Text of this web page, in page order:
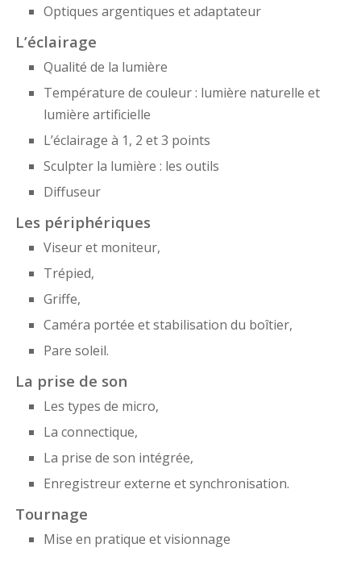
Optiques argentiques et adaptateur
L’éclairage
Qualité de la lumière
Température de couleur : lumière naturelle et
lumière artificielle
L’éclairage à 1, 2 et 3 points
Sculpter la lumière : les outils
Diffuseur
Les périphériques
Viseur et moniteur,
Trépied,
Griffe,
Caméra portée et stabilisation du boîtier,
Pare soleil.
La prise de son
Les types de micro,
La connectique,
La prise de son intégrée,
Enregistreur externe et synchronisation.
Tournage
Mise en pratique et visionnage